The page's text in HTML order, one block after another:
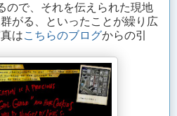
ので、それを伝えられた現地
がる、といったことが繰り広
はこちらのブログからの引